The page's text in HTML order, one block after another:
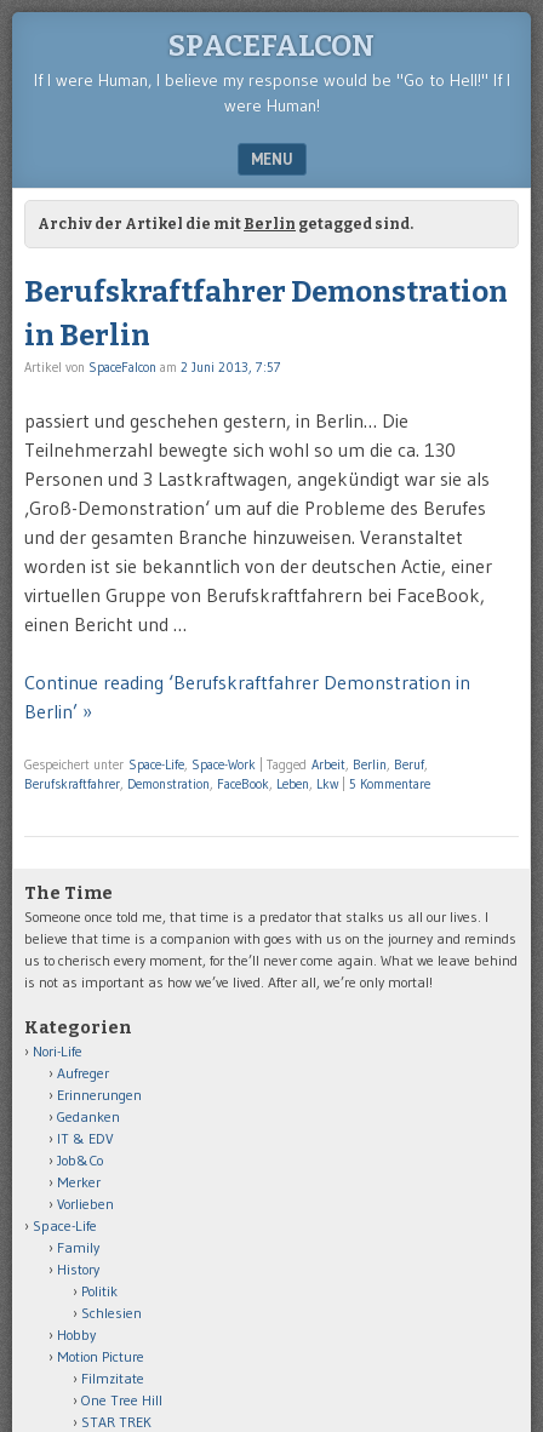
SPACEFALCON
If I were Human, I believe my response would be "Go to Hell!" If I
were Human!
MENU
SKIP TO CONTENT
Archiv der Artikel die mit Berlin getagged sind.
Berufskraftfahrer Demonstration
in Berlin
Artikel von SpaceFalcon am 2 Juni 2013, 7:57
passiert und geschehen gestern, in Berlin… Die
Teilnehmerzahl bewegte sich wohl so um die ca. 130
Personen und 3 Lastkraftwagen, angekündigt war sie als
‚Groß-Demonstration‘ um auf die Probleme des Berufes
und der gesamten Branche hinzuweisen. Veranstaltet
worden ist sie bekanntlich von der deutschen Actie, einer
virtuellen Gruppe von Berufskraftfahrern bei FaceBook,
einen Bericht und …
Continue reading ‘Berufskraftfahrer Demonstration in
Berlin’ »
Gespeichert unter Space-Life, Space-Work Tagged Arbeit, Berlin, Beruf,
Berufskraftfahrer, Demonstration, FaceBook, Leben, Lkw 5 Kommentare
The Time
Someone once told me, that time is a predator that stalks us all our lives. I
believe that time is a companion with goes with us on the journey and reminds
us to cherisch every moment, for the’ll never come again. What we leave behind
is not as important as how we’ve lived. After all, we’re only mortal!
Kategorien
Nori-Life
Aufreger
Erinnerungen
Gedanken
IT & EDV
Job&Co
Merker
Vorlieben
Space-Life
Family
History
Politik
Schlesien
Hobby
Motion Picture
Filmzitate
One Tree Hill
STAR TREK